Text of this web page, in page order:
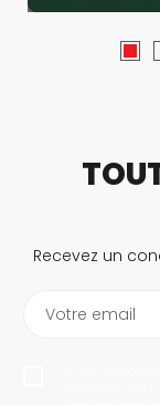
Recevez un
Votre email